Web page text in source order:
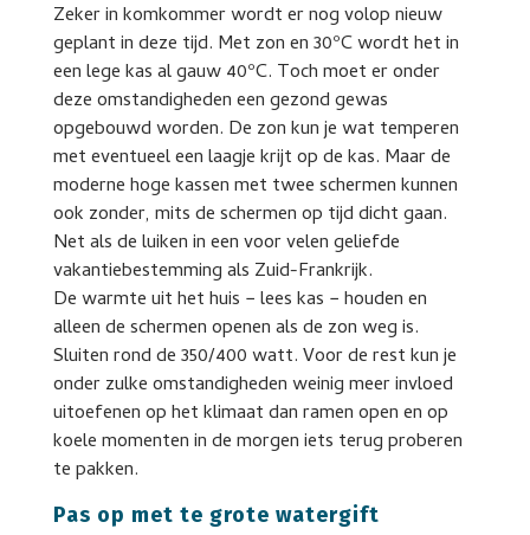
Zeker in komkommer wordt er nog volop nieuw
geplant in deze tijd. Met zon en 30ºC wordt het in
een lege kas al gauw 40ºC. Toch moet er onder
deze omstandigheden een gezond gewas
opgebouwd worden. De zon kun je wat temperen
met eventueel een laagje krijt op de kas. Maar de
moderne hoge kassen met twee schermen kunnen
ook zonder, mits de schermen op tijd dicht gaan.
Net als de luiken in een voor velen geliefde
vakantiebestemming als Zuid-Frankrijk.
De warmte uit het huis − lees kas − houden en
alleen de schermen openen als de zon weg is.
Sluiten rond de 350/400 watt. Voor de rest kun je
onder zulke omstandigheden weinig meer invloed
uitoefenen op het klimaat dan ramen open en op
koele momenten in de morgen iets terug proberen
te pakken.
Pas op met te grote watergift